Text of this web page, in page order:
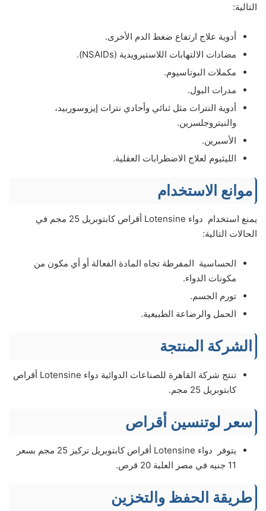
التالية:
أدوية علاج ارتفاع ضغط الدم الأخرى.
مضادات الالتهابات اللاستيرويدية (NSAIDs).
مكملات البوتاسيوم.
مدرات البول.
أدوية النترات مثل ثنائي وأحادي نترات إيزوسوربيد،
والنيتروجلسرين.
الأسبرين.
الليثيوم لعلاج الاضطرابات العقلية.
موانع الاستخدام
يمنع استخدام دواء Lotensine أقراص كابتوبريل 25 مجم في
الحالات التالية:
الحساسية المفرطة تجاه المادة الفعالة أو أي مكون من
مكونات الدواء.
تورم الجسم.
الحمل والرضاعة الطبيعية.
الشركة المنتجة
تنتج شركة القاهرة للصناعات الدوائية دواء Lotensine أقراص
كابتوبريل 25 مجم.
سعر لوتنسين أقراص
يتوفر دواء Lotensine أقراص كابتوبريل تركيز 25 مجم بسعر
11 جنيه في مصر العلبة 20 قرص.
طريقة الحفظ والتخزين